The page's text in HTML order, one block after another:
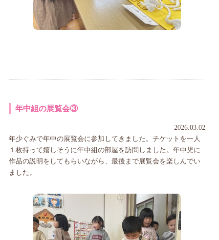
年中組の展覧会③
2026.03.02
年少ぐみで年中の展覧会に参加してきました。チケットを一人
１枚持って嬉しそうに年中組の部屋を訪問しました。年中児に
作品の説明をしてもらいながら、最後まで展覧会を楽しんでい
ました。